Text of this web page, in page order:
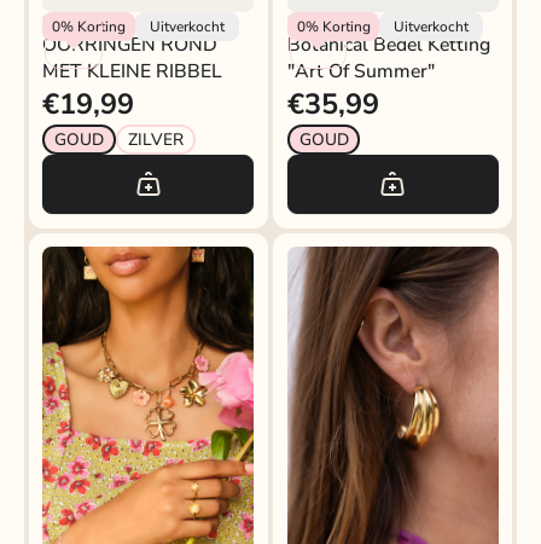
0% Korting Uitverkocht
My Jewellery
OORRINGEN ROND
MET KLEINE RIBBEL
€19,99
GOUD ZILVER
0%Korting Uitverkocht
My Jewellery
Botanical Bedel Ketting
"art Of Summer"
€35,99
GOUD